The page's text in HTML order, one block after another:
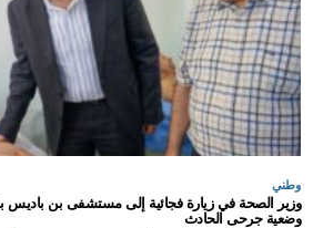
وطني
وزير الصحة في زيارة فجائية إلى مستشفى بن
وضعية جرحى الحادث